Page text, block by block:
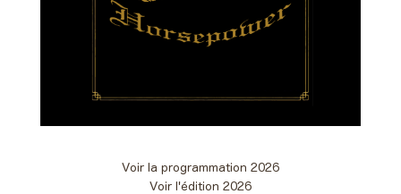
Voir la programmation 2026
Voir l'édition 2026